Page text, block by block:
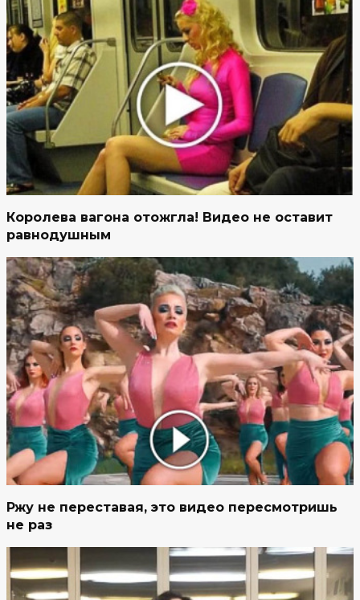
Королева вагона отожгла! Видео не оставит
равнодушным
Ржу не переставая, это видео пересмотришь
не раз